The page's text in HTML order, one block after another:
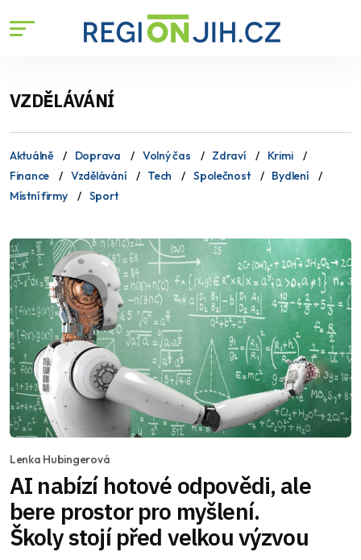
VZDĚLÁVÁNÍ
Aktuálně Doprava Volný čas Zdraví
Krimi
Finance
Vzdělávání Tech Společnost
Bydlení
Místní firmy
Sport
Lenka Hubingerová
AI nabízí hotové odpovědi, ale
bere prostor pro myšlení.
Školy stojí před velkou výzvou